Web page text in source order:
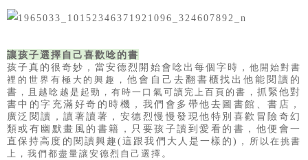
讓孩子選擇自己喜歡唸的書
孩子真的很奇妙，當安德烈開始會唸出每個字時， 他開始對書
裡的世界有極大的興趣，他會自己去翻書櫃找出他能閱讀的
書 ，且越唸越是起勁，有時一口氣可讀完上百頁的書， 抓緊他對
書中的字充滿好奇的時機，我們會多帶他去圖書館、書店，
廣泛閱讀，讀著讀著，安德烈慢慢發現他特別喜歡冒險奇幻
類或有幽默畫風的書籍，
只要孩子讀到愛看的書，他便會一
直保持高度的閱讀興趣(這跟我們大人是一樣的)，
所以在挑書
上，我們都盡量讓安德烈自己選擇 。